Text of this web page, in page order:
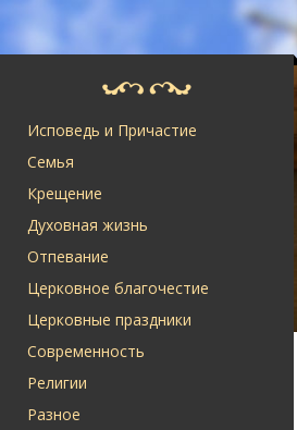
Исповедь и Причастие
Семья
Крещение
Духовная жизнь
Отпевание
Церковное благочестие
Церковные праздники
Современность
Религии
Разное